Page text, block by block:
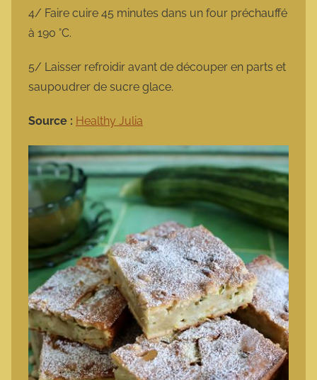
4/ Faire cuire 45 minutes dans un four préchauffé
à 190 °C.
5/ Laisser refroidir avant de découper en parts et
saupoudrer de sucre glace.
Source : Healthy Julia